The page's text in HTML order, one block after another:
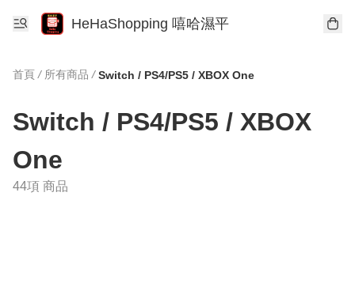
HeHaShopping 嘻哈濕平
首頁 / 所有商品 / Switch / PS4/PS5 / XBOX One
Switch / PS4/PS5 / XBOX
One
44項 商品